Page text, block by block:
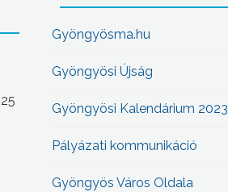
Gyöngyösma.hu
Gyöngyösi Újság
Gyöngyösi Kalendárium 2023
Pályázati kommunikáció
Gyöngyös Város Oldala